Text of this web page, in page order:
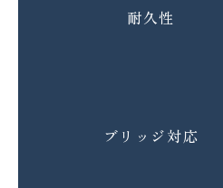
耐久性
ブリッジ対応